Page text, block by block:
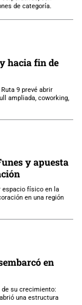
de categoría.
hacia fin de
9 prevé abrir
ampliada, coworking,
y apuesta
espacio físico en la
en una región
en
de su crecimiento:
una estructura